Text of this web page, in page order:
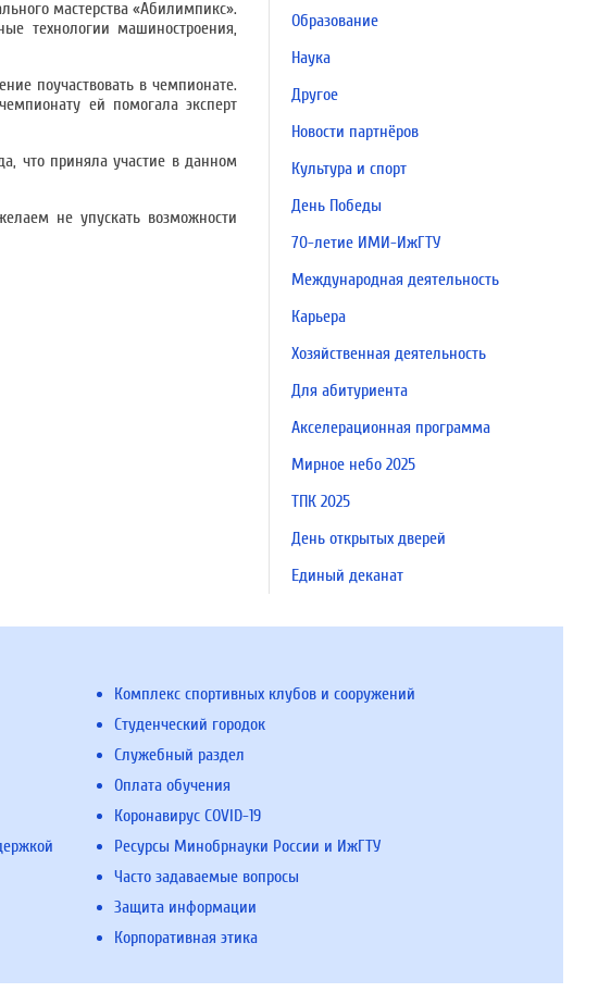
мастерства «Абилимпикс».
технологии машиностроения,
поучаствовать в чемпионате.
ей помогала эксперт
что приняла участие в данном
не упускать возможности
Образование
Наука
Другое
Новости партнёров
Культура и спорт
День Победы
70-летие ИМИ-ИжГТУ
Международная деятельность
Карьера
Хозяйственная деятельность
Для абитуриента
Акселерационная программа
Мирное небо 2025
ТПК 2025
День открытых дверей
Единый деканат
Комплекс спортивных клубов и сооружений
Студенческий городок
Служебный раздел
Оплата обучения
Коронавирус COVID-19
Ресурсы Минобрнауки России и ИжГТУ
Часто задаваемые вопросы
Защита информации
Корпоративная этика